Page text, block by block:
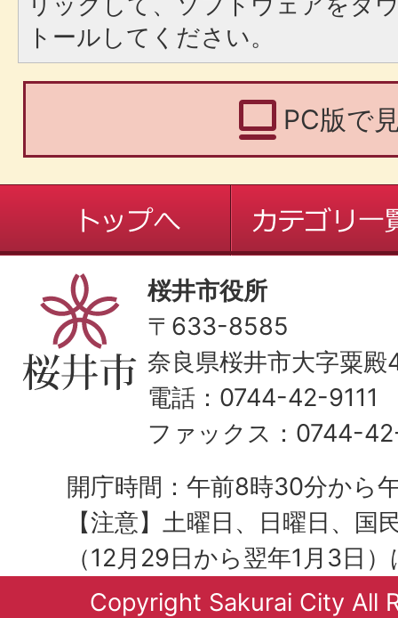
トールしてください。
PC版で
桜井市役所
〒633-8585
奈良県桜井市大字粟
電話：0744-42-9111
ファックス：0744-
開庁時間：午前8時30分から
【注意】土曜日、日曜日、国
（12月29日から翌年1月3日
Copyright Sakurai City All